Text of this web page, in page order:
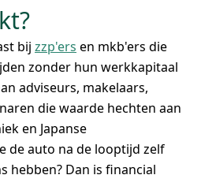
bij zzp'ers en mkb'ers die
zonder hun werkkapitaal
adviseurs, makelaars,
die waarde hechten aan
en Japanse
de auto na de looptijd zelf
hebben? Dan is financial